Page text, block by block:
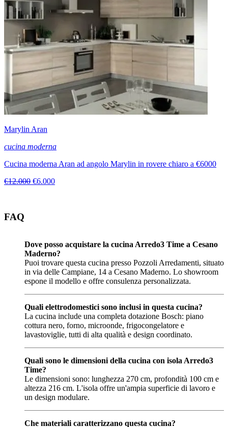
Marylin Aran
cucina moderna
Cucina moderna Aran ad angolo Marylin in rovere chiaro a €6000
€12.000 €6.000
FAQ
Dove posso acquistare la cucina Arredo3 Time a Cesano
Maderno?
Puoi trovare questa cucina presso Pozzoli Arredamenti, situato
in via delle Campiane, 14 a Cesano Maderno. Lo showroom
espone il modello e offre consulenza personalizzata.
Quali elettrodomestici sono inclusi in questa cucina?
La cucina include una completa dotazione Bosch: piano
cottura nero, forno, microonde, frigocongelatore e
lavastoviglie, tutti di alta qualità e design coordinato.
Quali sono le dimensioni della cucina con isola Arredo3
Time?
Le dimensioni sono: lunghezza 270 cm, profondità 100 cm e
altezza 216 cm. L'isola offre un'ampia superficie di lavoro e
un design modulare.
Che materiali caratterizzano questa cucina?